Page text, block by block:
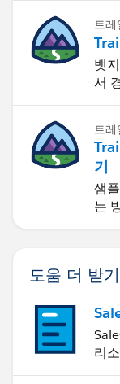
트레
뱃
서
트레
기
샘
는
도움 더 받기
리